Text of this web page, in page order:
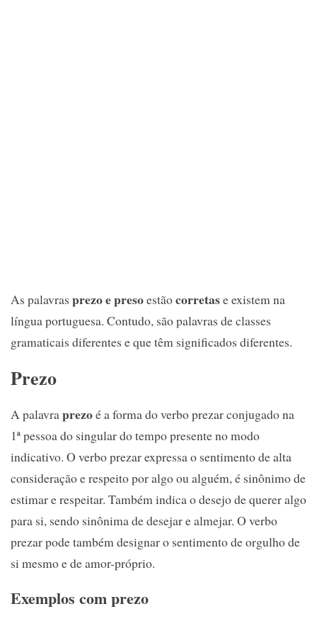
As palavras prezo e presoestãocorretase existem na
língua portuguesa. Contudo, são palavras de classes
gramaticais diferentes e que têm significados diferentes.
Prezo
A palavraprezoé a forma do verbo prezar conjugado na
1ª pessoa do singular do tempo presente no modo
indicativo. O verbo prezar expressa o sentimento de alta
consideração e respeito por algo ou alguém, é sinônimo de
estimar e respeitar. Também indica o desejo de querer algo
para si, sendo sinônima de desejar e almejar. O verbo
prezar pode também designar o sentimento de orgulho de
si mesmo e de amor-próprio.
Exemplos com prezo